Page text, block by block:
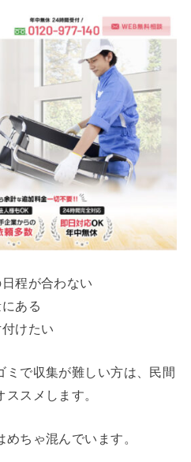
程が合わない
ある
けたい
ミで収集が難しい方は、民間
スメします。
ちゃ混んでいます。